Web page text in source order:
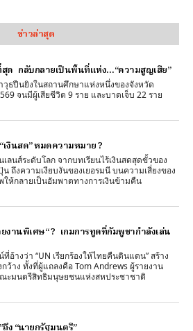
ข่าวล่าสุด
สุด กลับกลายเป็นพื้นที่แห่ง…“ความสูญเสีย”
วุธปืนยิงในสถานศึกษาแห่งหนึ่งของจังหวัด
นนทบุรี เมื่อวันที่ 7 สิงหาคม 2569 จนมีผู้เสียชีวิต 9 ราย และบาดเจ็บ 22 ราย
งินสด” หมดความหมาย ?
เลนส์ระดับโลก จากบทเรียนไร้เงินสดสุดขั้วของ
ถึงความเงียบงันของเยอรมนี บนความเสี่ยงของ
ให้กลายเป็นอัมพาตทางการเงินข้ามคืน
ยงานพิเศษ“ ? เกมการทูตที่กัมพูชากำลังเล่น
อ้างว่า “UN เรียกร้องให้ไทยคืนดินแดน” สร้าง
ว้าง ทั้งที่ผู้แถลงคือ Tom Andrews ผู้รายงาน
ะมนตรีสิทธิมนุษยชนแห่งสหประชาชาติ
ง “นายกรัฐมนตรี”